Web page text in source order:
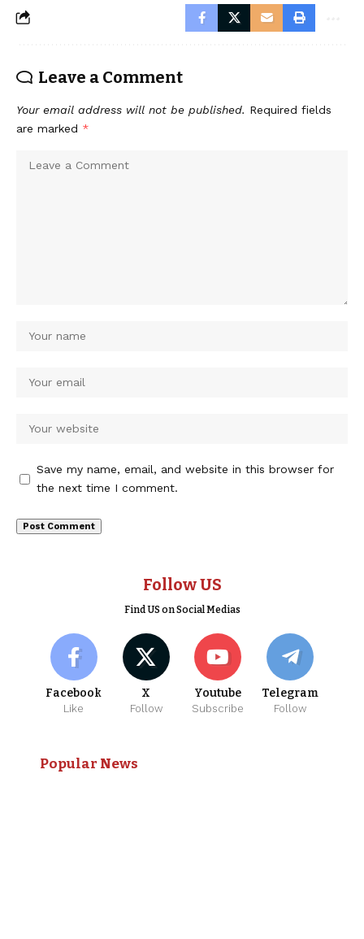
Leave a Comment
Your email address will not be published. Required fields
are marked *
Save my name, email, and website in this browser for
the next time I comment.
Follow US
Find US on Social Medias
Facebook
Like
X
Follow
Youtube
Subscribe
Telegram
Follow
Popular News